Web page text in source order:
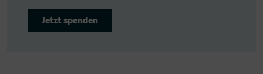
Jetzt spenden